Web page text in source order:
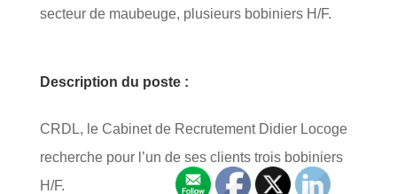
secteur de maubeuge, plusieurs bobiniers H/F.
Description du poste :
CRDL, le Cabinet de Recrutement Didier Locoge
recherche pour l’un de ses clients trois bobiniers
H/F.